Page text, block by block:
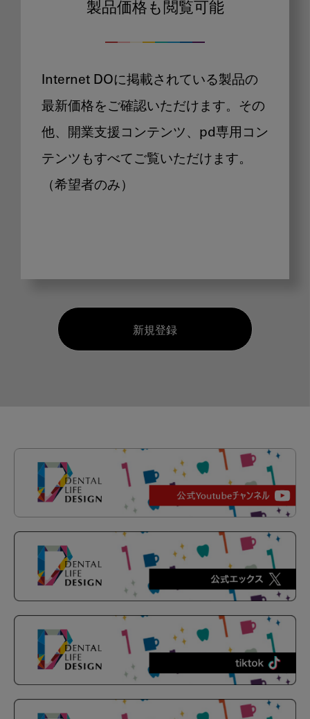
製品価格も閲覧可能
Internet DOに掲載されている製品の
最新価格をご確認いただけます。その
他、開業支援コンテンツ、pd専用コン
テンツもすべてご覧いただけます。
（希望者のみ）
新規登録